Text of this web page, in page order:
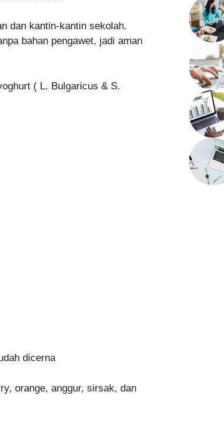
dan kantin-kantin sekolah.
bahan pengawet, jadi aman
( L. Bulgaricus & S.
dicerna
orange, anggur, sirsak, dan